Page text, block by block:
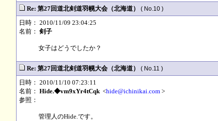
Re: 第27回道北剣道羽幌大会（北海道） ( No.10 )
日時： 2010/11/09 23:04:25
名前： 剣子
女子はどうでしたか？
Re: 第27回道北剣道羽幌大会（北海道） ( No.11 )
日時： 2010/11/10 07:23:11
名前： Hide.◆vm9xYr4tCqk<hide@ichinikai.com >
参照：
管理人のHide.です。